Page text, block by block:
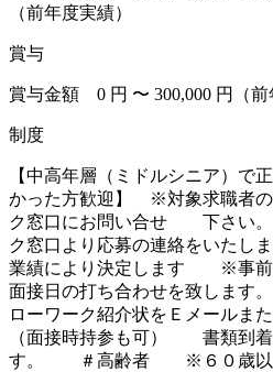
（前年度実績）
賞与
賞与金額 0 円 〜 300,000 円（前
制度
【中高年層（ミドルシニア）で
かった方歓迎】 ※対象求職者の
ク窓口にお問い合せ 下さい
ク窓口より応募の連絡をいた
業績により決定します ※事前
面接日の打ち合わせを致します
ローワーク紹介状をＥメール
（面接時持参も可） 書類到着
す。 ＃高齢者 ※６０歳以